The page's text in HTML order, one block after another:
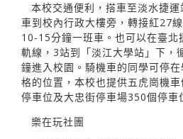
本校交通便利，搭車至淡水捷
車到校內行政大樓旁，轉接紅27
10-15分鐘一班車。也可以在臺北
軌線，3站到「淡江大學站」下，
鐘進入校園。騎機車的同學可停
格的位置，本校也提供五虎崗機
停車位及大忠街停車場350個停車
樂在玩社團